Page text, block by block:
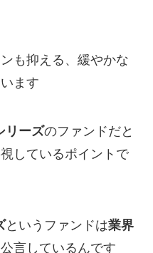
も抑える、緩やかな
ます
リーズのファンドだと
しているポイントで
というファンドは業界
言しているんです